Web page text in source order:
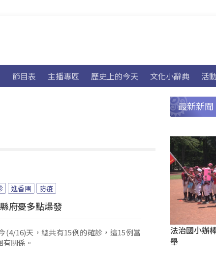
節目表 主播專區 歷史上的今天 文化小辭典 活
進香團 防疫
府憂多點爆發
(4/16)天，總共有15例的確診，這15例當
關係。
最新新聞
法治國小辦
舉